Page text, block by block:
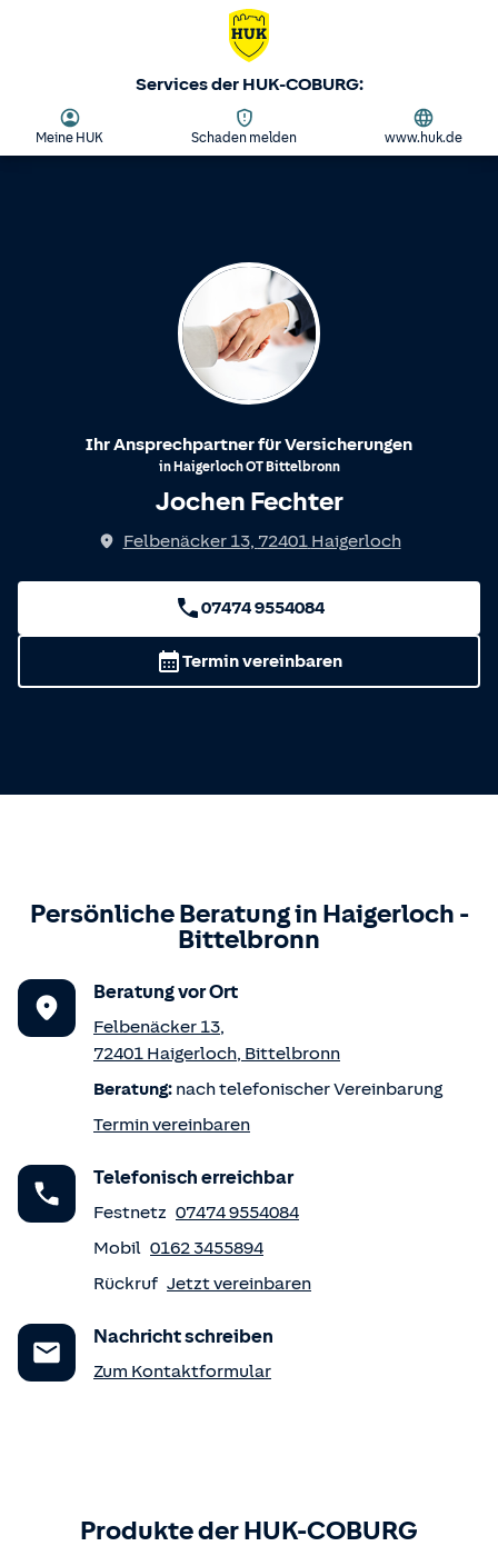
Services der HUK-COBURG:
Meine HUK Schaden melden www.huk.de
Ihr Ansprechpartner für Versicherungen
in HaigerlochOT Bittelbronn
Jochen Fechter
Felbenäcker 13, 72401 Haigerloch
07474 9554084
Termin vereinbaren
Persönliche Beratung in Haigerloch -
Bittelbronn
Beratung vor Ort
Felbenäcker 13,
72401 Haigerloch, Bittelbronn
Beratung: nach telefonischer Vereinbarung
Termin vereinbaren
Telefonisch erreichbar
Festnetz 07474 9554084
Mobil 0162 3455894
Rückruf Jetzt vereinbaren
Nachricht schreiben
Zum Kontaktformular
Produkte der HUK-COBURG